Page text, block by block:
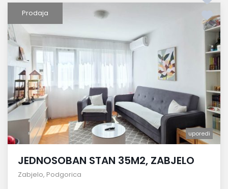
Prodaja
uporedi
JEDNOSOBAN STAN 35M2, ZABJELO
Zabjelo, Podgorica